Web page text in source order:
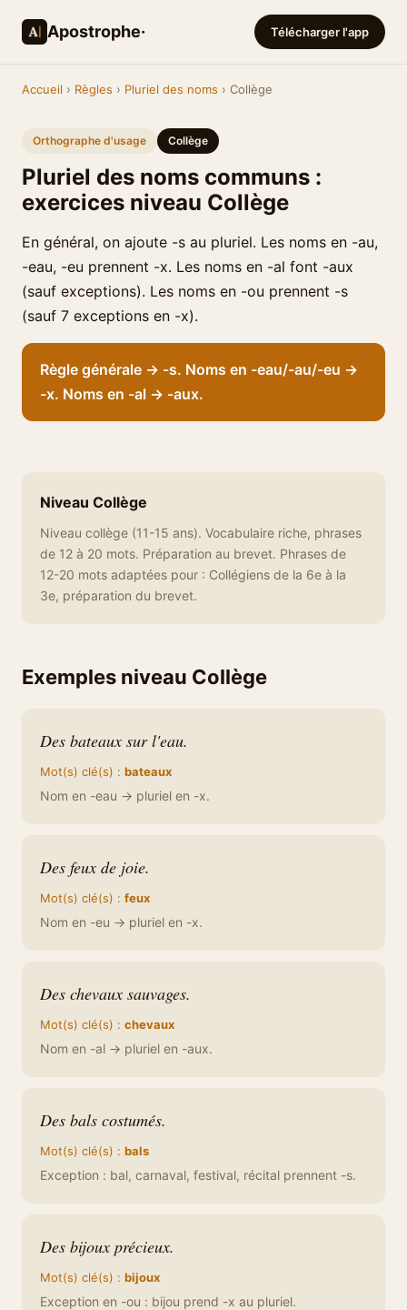
Apostrophe· Télécharger l'app
Accueil › Règles › Pluriel des noms › Collège
Orthographe d'usage Collège
Pluriel des noms communs :
exercices niveau Collège
En général, on ajoute -s au pluriel. Les noms en -au,
-eau, -eu prennent -x. Les noms en -al font -aux
(sauf exceptions). Les noms en -ou prennent -s
(sauf 7 exceptions en -x).
Règle générale → -s. Noms en -eau/-au/-eu →
-x. Noms en -al → -aux.
Niveau Collège
Niveau collège (11-15 ans). Vocabulaire riche, phrases
de 12 à 20 mots. Préparation au brevet. Phrases de
12-20 mots adaptées pour : Collégiens de la 6e à la
3e, préparation du brevet.
Exemples niveau Collège
Des bateaux sur l'eau.
Mot(s) clé(s) : bateaux
Nom en -eau → pluriel en -x.
Des feux de joie.
Mot(s) clé(s) : feux
Nom en -eu → pluriel en -x.
Des chevaux sauvages.
Mot(s) clé(s) : chevaux
Nom en -al → pluriel en -aux.
Des bals costumés.
Mot(s) clé(s) : bals
Exception : bal, carnaval, festival, récital prennent -s.
Des bijoux précieux.
Mot(s) clé(s) : bijoux
Exception en -ou : bijou prend -x au pluriel.